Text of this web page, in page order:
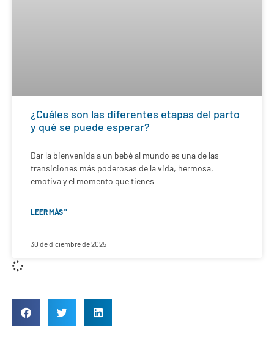
¿Cuáles son las diferentes etapas del parto
y qué se puede esperar?
Dar la bienvenida a un bebé al mundo es una de las
transiciones más poderosas de la vida, hermosa,
emotiva y el momento que tienes
LEER MÁS "
30 de diciembre de 2025